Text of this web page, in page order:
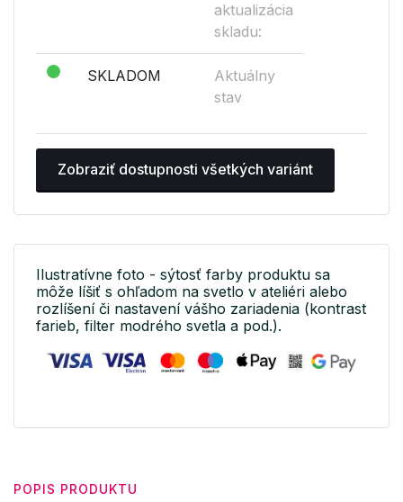
aktualizácia
skladu:
SKLADOM
Aktuálny
stav
Zobraziť dostupnosti všetkých variánt
Ilustratívne foto - sýtosť farby produktu sa
môže líšiť s ohľadom na svetlo v ateliéri alebo
rozlíšení či nastavení vášho zariadenia (kontrast
farieb, filter modrého svetla a pod.).
POPIS PRODUKTU